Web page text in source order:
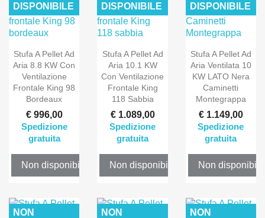
DISPONIBILE
Stufa A Pellet Ad
Aria 8.8 KW Con
Ventilazione
Frontale King 98
Bordeaux
€ 996,00
Spedizione
gratuita
Non disponibile
DISPONIBILE
Stufa A Pellet Ad
Aria 10.1 KW
Con Ventilazione
Frontale King
118 Sabbia
€ 1.089,00
Spedizione
gratuita
Non disponibile
DISPONIBILE
Stufa A Pellet Ad
Aria Ventilata 10
KW LATO Nera
Caminetti
Montegrappa
€ 1.149,00
Spedizione
gratuita
Non disponibile
NON
NON
NON